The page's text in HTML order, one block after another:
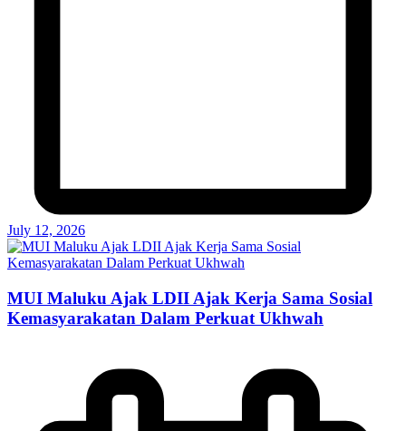
July 12, 2026
MUI Maluku Ajak LDII Ajak Kerja Sama Sosial
Kemasyarakatan Dalam Perkuat Ukhwah